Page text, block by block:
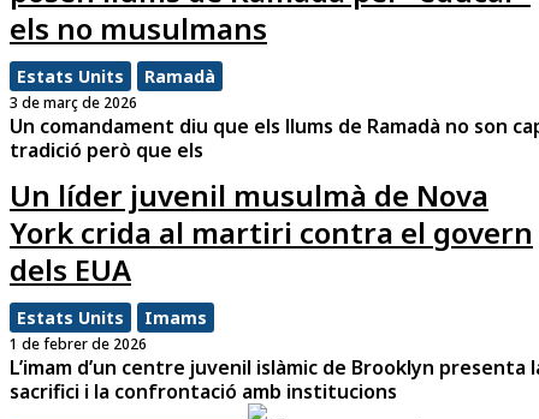
els no musulmans
Estats Units Ramadà
3 de març de 2026
Un comandament diu que els llums de Ramadà no son
tradició però que els
Un líder juvenil musulmà de Nova
York crida al martiri contra el govern
dels EUA
Estats Units Imams
1 de febrer de 2026
L’imam d’un centre juvenil islàmic de Brooklyn presenta
sacrifici i la confrontació amb institucions